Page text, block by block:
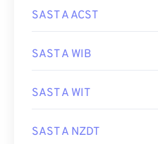
SAST A ACST
SAST A WIB
SAST A WIT
SAST A NZDT